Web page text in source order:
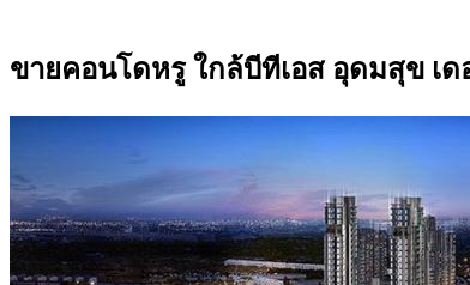
ขายคอนโดหรู ใกล้บีทีเอส อุดมสุข เ